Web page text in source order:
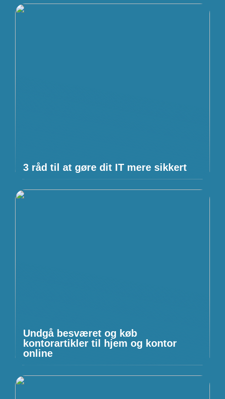
3 råd til at gøre dit IT mere sikkert
Undgå besværet og køb
kontorartikler til hjem og kontor
online